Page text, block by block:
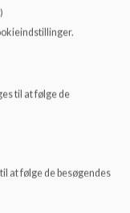
og sociale
afdelingerne. En
juleshow i hallen
udklædte
i hallen
klasse samt
til at følge de
at følge de besøgendes